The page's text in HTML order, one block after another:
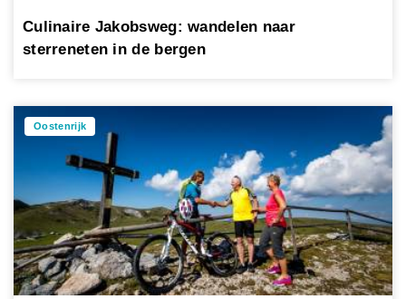
Culinaire Jakobsweg: wandelen naar
sterreneten in de bergen
Oostenrijk